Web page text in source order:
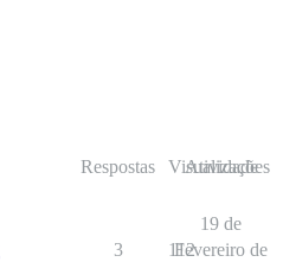
Respostas Visualizações
Atividade
3 112
19 de
Fevereiro de